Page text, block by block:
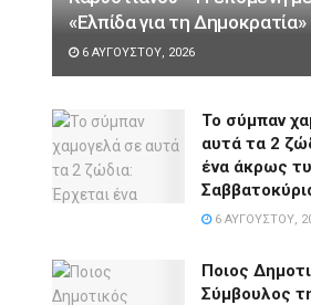
«Ελπίδα για τη Δημοκρατία»
6 ΑΥΓΟΎΣΤΟΥ, 2026
Το σύμπαν
αυτά τα 2
ένα άκρως
6 ΑΥΓΟΎΣΤΟΥ,
Ποιος
Σύμβουλος